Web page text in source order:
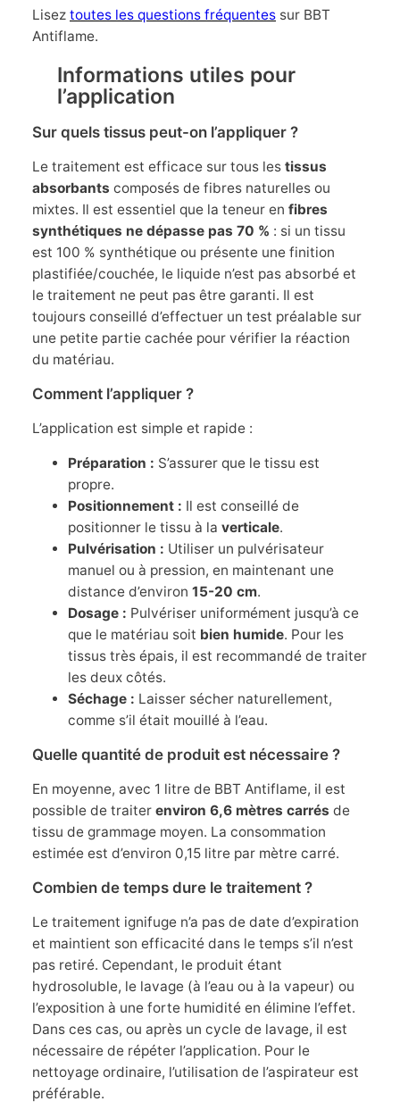
Lisez toutes les questions fréquentes sur BBT
Antiflame.
Informations utiles pour
l’application
Sur quels tissus peut-on l’appliquer ?
Le traitement est efficace sur tous les tissus
absorbants composés de fibres naturelles ou
mixtes. Il est essentiel que la teneur en fibres
synthétiques ne dépasse pas 70 % : si un tissu
est 100 % synthétique ou présente une finition
plastifiée/couchée, le liquide n’est pas absorbé et
le traitement ne peut pas être garanti. Il est
toujours conseillé d’effectuer un test préalable sur
une petite partie cachée pour vérifier la réaction
du matériau.
Comment l’appliquer ?
L’application est simple et rapide :
Préparation : S’assurer que le tissu est
propre.
Positionnement : Il est conseillé de
positionner le tissu à la verticale.
Pulvérisation : Utiliser un pulvérisateur
manuel ou à pression, en maintenant une
distance d’environ 15-20 cm.
Dosage : Pulvériser uniformément jusqu’à ce
que le matériau soit bien humide. Pour les
tissus très épais, il est recommandé de traiter
les deux côtés.
Séchage : Laisser sécher naturellement,
comme s’il était mouillé à l’eau.
Quelle quantité de produit est nécessaire ?
En moyenne, avec 1 litre de BBT Antiflame, il est
possible de traiter environ 6,6 mètres carrés de
tissu de grammage moyen. La consommation
estimée est d’environ 0,15 litre par mètre carré.
Combien de temps dure le traitement ?
Le traitement ignifuge n’a pas de date d’expiration
et maintient son efficacité dans le temps s’il n’est
pas retiré. Cependant, le produit étant
hydrosoluble, le lavage (à l’eau ou à la vapeur) ou
l’exposition à une forte humidité en élimine l’effet.
Dans ces cas, ou après un cycle de lavage, il est
nécessaire de répéter l’application. Pour le
nettoyage ordinaire, l’utilisation de l’aspirateur est
préférable.